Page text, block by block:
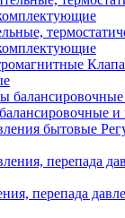
перепада